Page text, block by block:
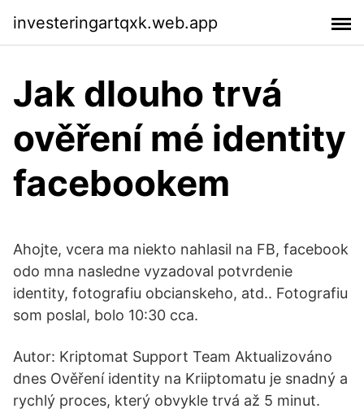
investeringartqxk.web.app
Jak dlouho trvá
ověření mé identity
facebookem
Ahojte, vcera ma niekto nahlasil na FB, facebook
odo mna nasledne vyzadoval potvrdenie
identity, fotografiu obcianskeho, atd.. Fotografiu
som poslal, bolo 10:30 cca.
Autor: Kriptomat Support Team Aktualizováno
dnes Ověření identity na Kriiptomatu je snadný a
rychlý proces, který obvykle trvá až 5 minut.